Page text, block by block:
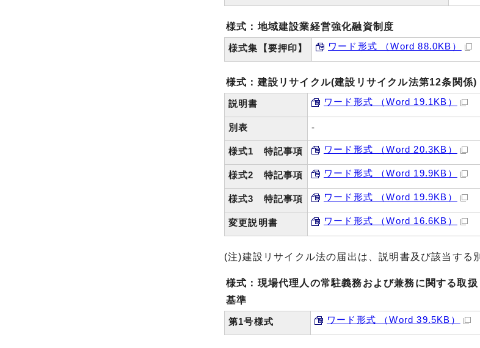
様式：地域建設業経営強化融資制度
様式集【要押印】 ワード形式 （Word 88.0KB）
様式：建設リサイクル(建設リサイクル法第12条関係)
説明書 ワード形式 （Word 19.1KB）
別表 -
様式1 特記事項 ワード形式 （Word 20.3KB）
様式2 特記事項 ワード形式 （Word 19.9KB）
様式3 特記事項 ワード形式 （Word 19.9KB）
変更説明書 ワード形式 （Word 16.6KB）
(注)建設リサイクル法の届出は、説明書及び該当する
様式：現場代理人の常駐義務および兼務に関する取扱
基準
第1号様式 ワード形式 （Word 39.5KB）